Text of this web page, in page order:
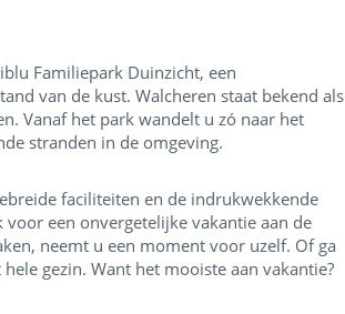
Familiepark Duinzicht, een
van de kust. Walcheren staat bekend als
Vanaf het park wandelt u zó naar het
stranden in de omgeving.
faciliteiten en de indrukwekkende
een onvergetelijke vakantie aan de
neemt u een moment voor uzelf. Of ga
gezin. Want het mooiste aan vakantie?